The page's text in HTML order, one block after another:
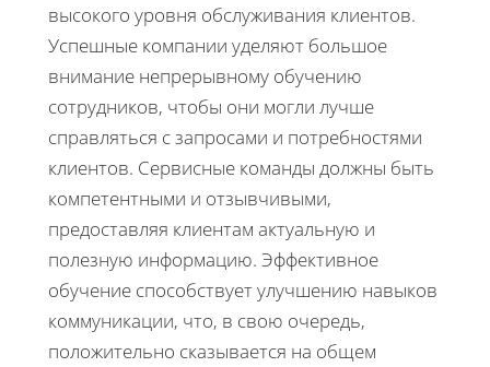
высокого уровня обслуживания клиентов.
Успешные компании уделяют большое
внимание непрерывному обучению
сотрудников, чтобы они могли лучше
справляться с запросами и потребностями
клиентов. Сервисные команды должны быть
компетентными и отзывчивыми,
предоставляя клиентам актуальную и
полезную информацию. Эффективное
обучение способствует улучшению навыков
коммуникации, что, в свою очередь,
положительно сказывается на общем